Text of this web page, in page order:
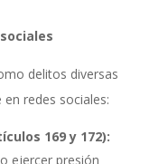
delitos diversas
redes sociales:
169 y 172):
ejercer presión